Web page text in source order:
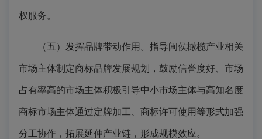
权服务。
（五）发挥品牌带动作用 。指导闽侯橄榄产业相关
市场主体制定商标品牌发展规划，鼓励信誉度好、市场
占有率高的市场主体积极引导中小市场主体与高知名度
商标市场主体通过定牌加工、商标许可使用等形式加强
分工协作，拓展延伸产业链，形成规模效应。